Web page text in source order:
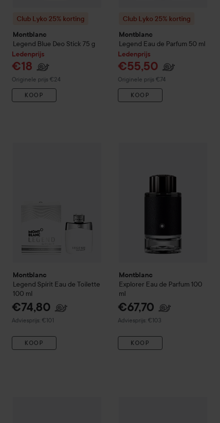
Club Lyko 25% korting
Montblanc
Legend Blue Deo Stick 75 g
Ledenprijs
€18
Originele prijs €24
Normale prijs €24
KOOP
Club Lyko 25% korting
Montblanc
Legend Eau de Parfum 50 ml
Ledenprijs
€55,50
Originele prijs €74
Normale prijs €74
KOOP
Montblanc
Legend Spirit Eau de Toilette
100 ml
€74,80
Adviesprijs: €101
Aanbevolen prijs €101
KOOP
Montblanc
Explorer Eau de Parfum 100
ml
€67,70
Adviesprijs: €103
Aanbevolen prijs €103
KOOP